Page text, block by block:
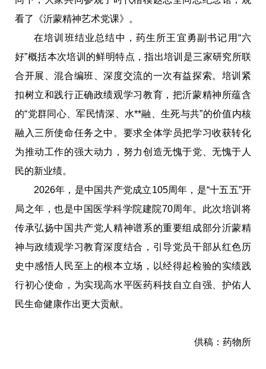
看了《沂蒙精神艺术党课》。
在培训班结业总结中，药生所王宜勇副书记用“六
好”概括本次培训的鲜明特点，指出培训是三家研究所联
合开展、混合编班、深度交流的一次有益探索。培训紧
扣树立和践行正确政绩观学习教育，把沂蒙精神所蕴含
的“党群同心、军民情深、水**融、生死与共”的价值内核
融入三所使命任务之中。要求全体学员把学习收获转化
为推动工作的强大动力，努力创造无愧于党、无愧于人
民的新业绩。
2026年，是中国共产党成立105周年，是“十五五”开
局之年，也是中国医学科学院建院70周年。此次培训将
传承弘扬中国共产党人精神谱系的重要组成部分沂蒙精
神与政绩观学习教育深度结合，引导党员干部从红色历
史中感悟人民至上的根本立场，以经得起检验的实绩践
行初心使命，为实现高水平医药科技自立自强、护佑人
民生命健康作出更大贡献。
供稿：药物所